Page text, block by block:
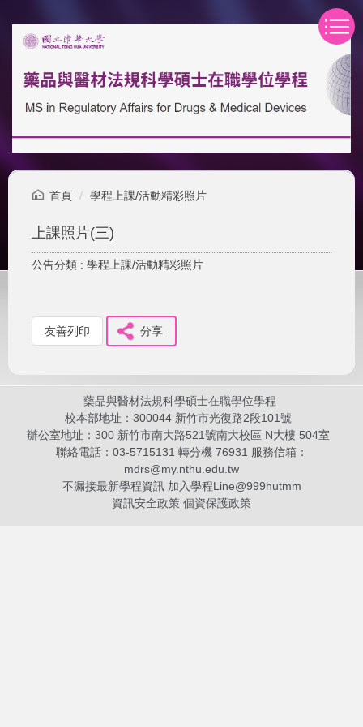
到
首頁 學程上課/活動精彩照片
上課照片(三)
公告分類 : 學程上課/活動精彩照片
友善列印 分享
藥品與醫材法規科學碩士在職學位學程
校本部地址：300044 新竹市光復路2段101號
辦公室地址：300 新竹市南大路521號南大校區 N大樓 504室
聯絡電話：03-5715131 轉分機 76931 服務信箱：
mdrs@my.nthu.edu.tw
不漏接最新學程資訊 加入學程Line@999hutmm
資訊安全政策 個資保護政策